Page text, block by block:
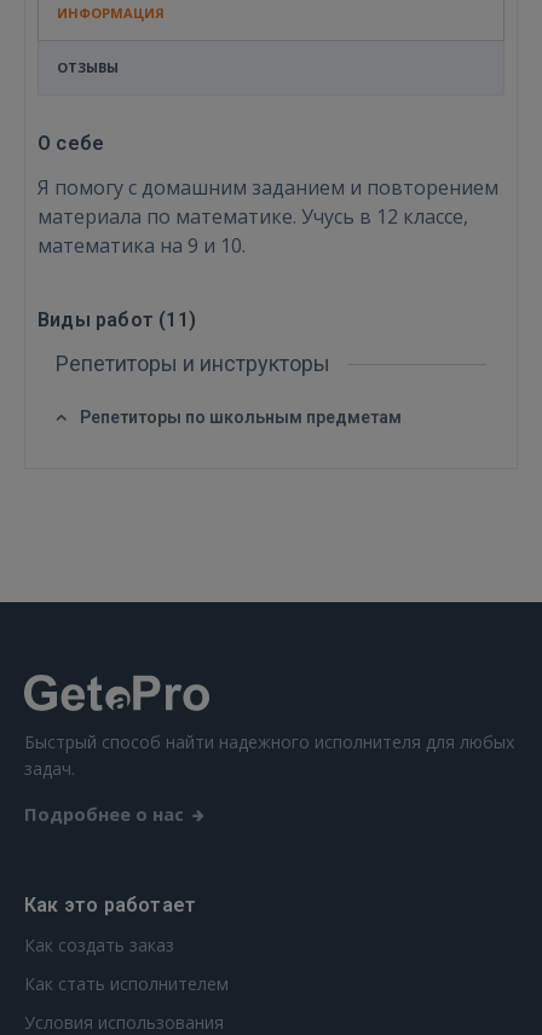
 Sign in with Apple
Ещё не зарегистрированы?
ИНФОРМАЦИЯ
ОТЗЫВЫ
О себе
Я помогу с домашним заданием и повторением
материала по математике. Учусь в 12 классе,
математика на 9 и 10.
Виды работ (11)
Репетиторы и инструкторы
Репетиторы по школьным предметам
Быстрый способ найти надежного исполнителя для любых
задач.
Подробнее о нас
Как это работает
Как создать заказ
Как стать исполнителем
Условия использования